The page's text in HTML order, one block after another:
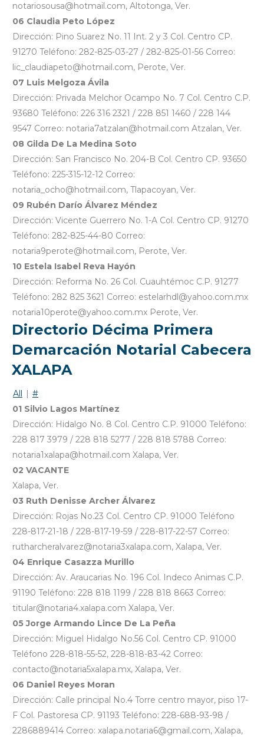
notariosousa@hotmail.com, Altotonga, Ver.
06 Claudia Peto López
Dirección: Pino Suarez No. 11 Int. 2 y 3 Col. Centro CP.
91270 Teléfono: 282-825-03-27 / 282-825-01-56 Correo:
lic_claudiapeto@hotmail.com, Perote, Ver.
07 Luis Melgoza Ávila
Dirección: Privada Melchor Ocampo No. 7 Col. Centro C.P.
93680 Teléfono: 226 316 2321 / 228 851 1460 / 228 144
9547 Correo: notaria7atzalan@hotmail.com Atzalan, Ver.
08 Gilda De La Medina Soto
Dirección: San Francisco No. 204-B Col. Centro CP. 93650
Teléfono: 225-315-12-12 Correo:
notaria_ocho@hotmail.com, Tlapacoyan, Ver.
09 Rubén Darío Álvarez Méndez
Dirección: Vicente Guerrero No. 1-A Col. Centro CP. 91270
Teléfono: 282-825-44-80 Correo:
notaria9perote@hotmail.com, Perote, Ver.
10 Estela Isabel Reva Hayón
Dirección: Reforma No. 26 Col. Cuauhtémoc C.P. 91277
Teléfono: 282 825 3621 Correo: estelarhdl@yahoo.com.mx
notaria10perote@yahoo.com.mx Perote, Ver.
Directorio Décima Primera
Demarcación Notarial Cabecera
XALAPA
All | #
01 Silvio Lagos Martínez
Dirección: Hidalgo No. 8 Col. Centro C.P. 91000 Teléfono:
228 817 3979 / 228 818 5277 / 228 818 5788 Correo:
notaria1xalapa@hotmail.com Xalapa, Ver.
02 VACANTE
Xalapa, Ver.
03 Ruth Denisse Archer Álvarez
Dirección: Rojas No.23 Col. Centro CP. 91000 Teléfono
228-817-21-18 / 228-817-19-59 / 228-817-22-57 Correo:
rutharcheralvarez@notaria3xalapa.com, Xalapa, Ver.
04 Enrique Casazza Murillo
Dirección: Av. Araucarias No. 196 Col. Indeco Animas C.P.
91190 Teléfono: 228 818 1199 / 228 818 8663 Correo:
titular@notaria4.xalapa.com Xalapa, Ver.
05 Jorge Armando Lince De La Peña
Dirección: Miguel Hidalgo No.56 Col. Centro CP. 91000
Teléfono 228-818-55-52, 228-818-83-42 Correo:
contacto@notaria5xalapa.mx, Xalapa, Ver.
06 Daniel Reyes Moran
Dirección: Calle principal No.4 Torre centro mayor, piso 17-
F Col. Pastoresa CP. 91193 Teléfono: 228-688-93-98 /
2286889414 Correo: xalapa.notaria6@gmail.com, Xalapa,